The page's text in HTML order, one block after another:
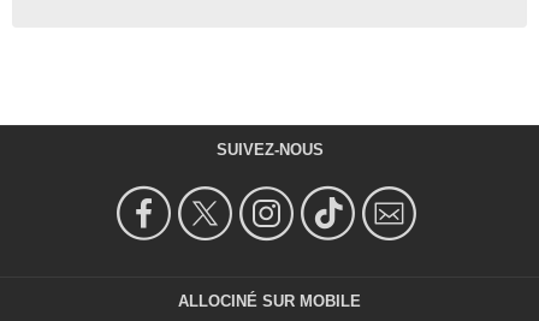
SUIVEZ-NOUS
ALLOCINÉ SUR MOBILE